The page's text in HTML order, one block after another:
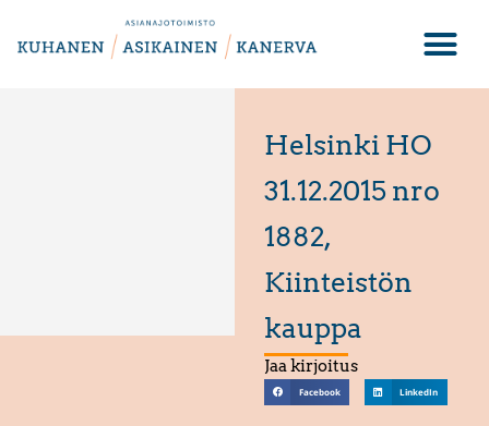
Helsinki HO
31.12.2015 nro
1882,
Kiinteistön
kauppa
Jaa kirjoitus
Facebook LinkedIn